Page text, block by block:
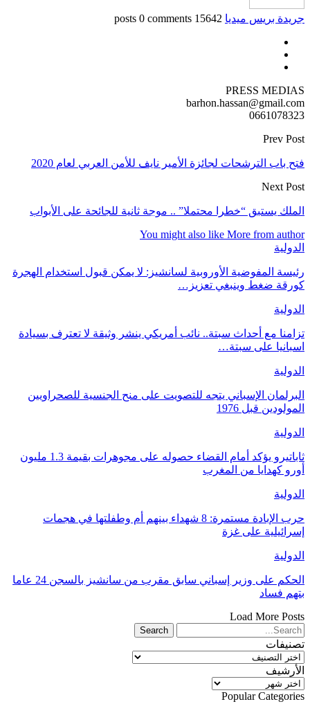
جريدة بريس ميديا 15642 posts
0 comments
PRESS MEDIAS
barhon.hassan@gmail.com
0661078323
Prev Post
فتح باب الترشحات لجائزة الأمير نايف للأمن العربي لعام 2020
Next Post
الملك يستبق “خطرا محتملا” .. موجة ثانية للجائحة على الأبواب
You might also like More from author
الدولية
رئيسة المفوضية الأوروبية لسانشيز: لا يمكن قبول استخدام الهجرة
كورقة ضغط وينبغي تعزيز…
الدولية
تزامنا مع أحداث سبتة.. نائب أمريكي ينشر وثيقة لا تعترف بسيادة
اسبانيا على سبتة…
الدولية
البرلمان الإسباني يتجه للتصويت على منح الجنسية للصحراويين
المولودين قبل 1976
الدولية
ثاباتيرو يؤكد أمام القضاء حصوله على مجوهرات بقيمة 1.3 مليون
أورو كهدايا من المغرب
الدولية
حرب الإبادة مستمرة: 8 شهداء بينهم أم وطفلتها في هجمات
إسرائيلية على غزة
الدولية
الحكم على وزير إسباني سابق مقرب من سانشيز بالسجن 24 عاما
بتهم فساد
Load More Posts
تصنيفات
تصنيفات
الأرشيف
الأرشيف
Popular Categories